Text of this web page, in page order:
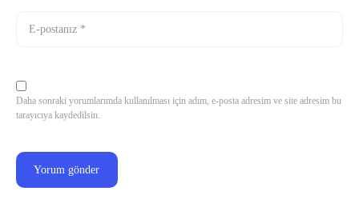
Daha sonraki yorumlarımda kullanılması için adım, e-posta adresim ve site adresim bu
tarayıcıya kaydedilsin.